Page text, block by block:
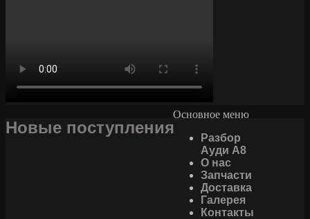
Основное меню
Разбор
Ауди А8
О нас
Запчасти
Доставка
Галерея
Контакты
Новые поступления